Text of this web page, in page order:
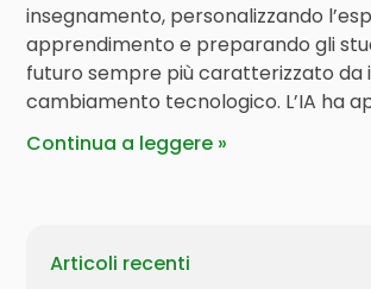
insegnamento, personalizzando
apprendimento e preparando gli
futuro sempre più caratterizzato da
cambiamento tecnologico. L’IA ha
Continua a leggere
Articoli recenti